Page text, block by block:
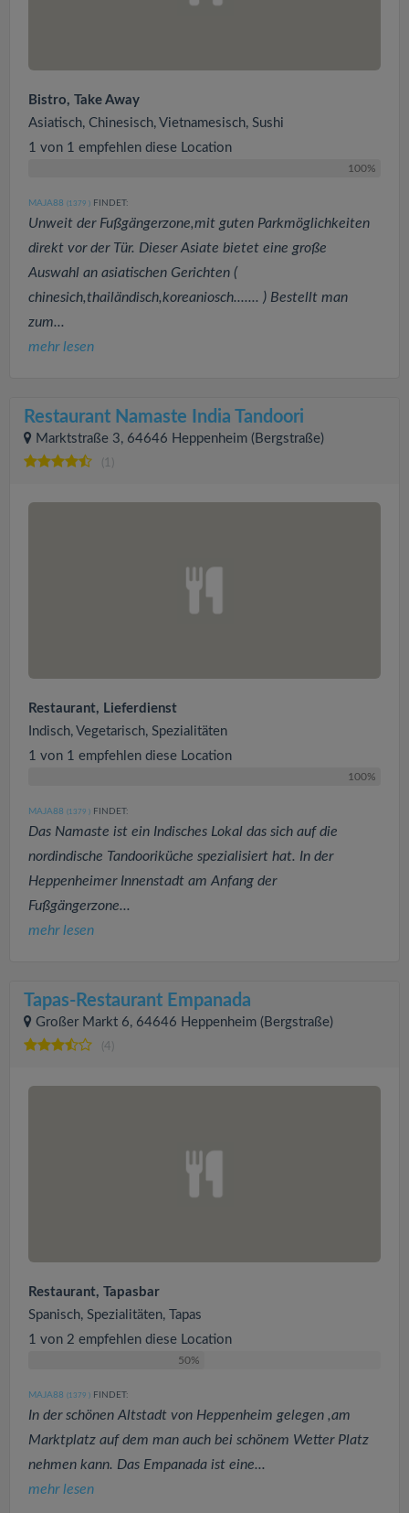
Bistro, Take Away
Asiatisch, Chinesisch, Vietnamesisch, Sushi
1 von 1 empfehlen diese Location
100%
MAJA88 (1379 ) FINDET:
Unweit der Fußgängerzone,mit guten Parkmöglichkeiten
direkt vor der Tür. Dieser Asiate bietet eine große
Auswahl an asiatischen Gerichten (
chinesich,thailändisch,koreaniosch....... ) Bestellt man
zum...
mehr lesen
Restaurant Namaste India Tandoori
Marktstraße 3, 64646 Heppenheim (Bergstraße)
Restaurant, Lieferdienst
Indisch, Vegetarisch, Spezialitäten
1 von 1 empfehlen diese Location
100%
MAJA88 (1379 ) FINDET:
Das Namaste ist ein Indisches Lokal das sich auf die
nordindische Tandooriküche spezialisiert hat. In der
Heppenheimer Innenstadt am Anfang der
Fußgängerzone...
mehr lesen
Tapas-Restaurant Empanada
Großer Markt 6, 64646 Heppenheim (Bergstraße)
(4)
Restaurant, Tapasbar
Spanisch, Spezialitäten, Tapas
1 von 2 empfehlen diese Location
50%
MAJA88 (1379 ) FINDET:
In der schönen Altstadt von Heppenheim gelegen ,am
Marktplatz auf dem man auch bei schönem Wetter Platz
nehmen kann. Das Empanada ist eine...
mehr lesen